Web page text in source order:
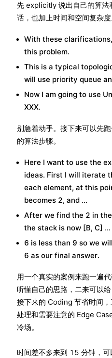
先 explicitly 说出自己的算法
话，也加上时间和空间复杂度
With these
this problem.
This is a typical
will use priority queue
Now I am going to use
XXX.
别急着动手。接下来可以先
的算法步骤。
Here I want to use the
ideas. First I will iterate
each element, at this
becomes 2, and …
After we find the 2 in
the stack is now [B, C] …
6 is less than 9 so we
6 as our final answer.
用一个真实的案例来跑一遍
听懂自己的思路，二来可以
接下来的 Coding 节省时间
处理和需要注意的 Edge
冷场。
时间差不多来到 15 分钟，可